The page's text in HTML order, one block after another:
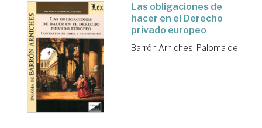
Las obligaciones de
hacer en el Derecho
privado europeo
Barrón Arniches, Paloma de